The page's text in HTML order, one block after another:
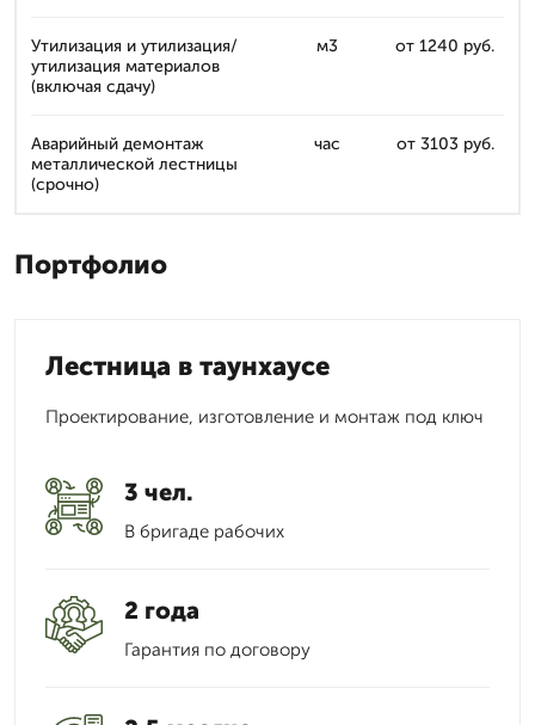
Утилизация и утилизация/
утилизация материалов
(включая сдачу)
м3 от 1240 руб.
Аварийный демонтаж
металлической лестницы
(срочно)
час от 3103 руб.
Портфолио
Лестница в таунхаусе
Проектирование, изготовление и монтаж под ключ
3 чел.
В бригаде рабочих
2 года
Гарантия по договору